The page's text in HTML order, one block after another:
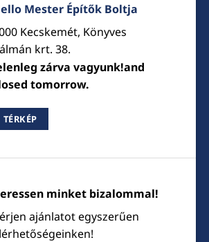
Mester Építők Boltja
Kecskemét, Könyves
krt. 38.
zárva vagyunk!and
tomorrow.
TÉRKÉP
minket bizalommal!
ajánlatot egyszerűen